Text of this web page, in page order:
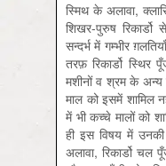
स्मिथ के अलावा,
शिखर-पुरुष
सन्दर्भ में गम्भीर
तरफ़ रिकार्डो
मशीनों व श्रम के
माल को इसमें शामिल
में भी कच्चे मालों को
ही इस विषय में
अलावा, रिकार्डो